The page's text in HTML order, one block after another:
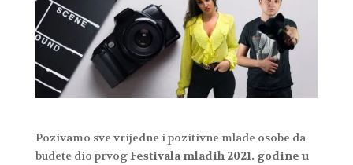
Pozivamo sve vrijedne i pozitivne mlade osobe da
budete dio prvogFestivala mladih 2021. godine u